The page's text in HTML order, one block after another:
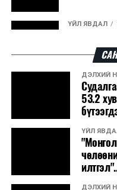
Ийнхүү лаг хатаах,
үйлдвэрлэх, нөөцийг
улсад өргөн ашиглаж
ҮЙЛ ЯВДАЛ
ДЭЛХИЙ
захирлын
ҮЙЛ ЯВДАЛ
Сүхбаатар
тонн АИ-92
ДЭЛХИЙ
53.2
ҮЙЛ
ДЭЛХИЙ